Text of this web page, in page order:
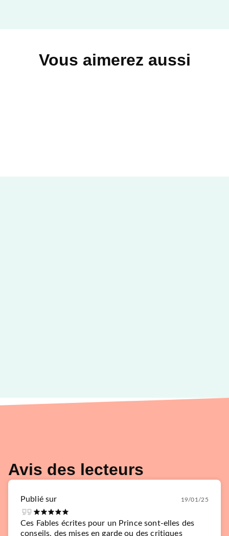
Vous aimerez aussi
Avis des lecteurs
Publié sur 19/01/25
Ces Fables écrites pour un Prince sont-elles des
conseils, des mises en garde ou des critiques